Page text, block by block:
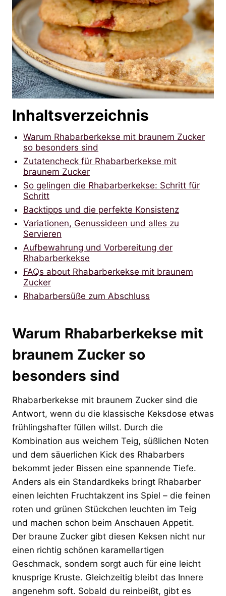
Inhaltsverzeichnis
Warum Rhabarberkekse mit braunem Zucker
so besonders sind
Zutatencheck für Rhabarberkekse mit
braunem Zucker
So gelingen die Rhabarberkekse: Schritt für
Schritt
Backtipps und die perfekte Konsistenz
Variationen, Genussideen und alles zu
Servieren
Aufbewahrung und Vorbereitung der
Rhabarberkekse
FAQs about Rhabarberkekse mit braunem
Zucker
Rhabarbersüße zum Abschluss
Warum Rhabarberkekse mit
braunem Zucker so
besonders sind
Rhabarberkekse mit braunem Zucker sind die
Antwort, wenn du die klassische Keksdose etwas
frühlingshafter füllen willst. Durch die
Kombination aus weichem Teig, süßlichen Noten
und dem säuerlichen Kick des Rhabarbers
bekommt jeder Bissen eine spannende Tiefe.
Anders als ein Standardkeks bringt Rhabarber
einen leichten Fruchtakzent ins Spiel – die feinen
roten und grünen Stückchen leuchten im Teig
und machen schon beim Anschauen Appetit.
Der braune Zucker gibt diesen Keksen nicht nur
einen richtig schönen karamellartigen
Geschmack, sondern sorgt auch für eine leicht
knusprige Kruste. Gleichzeitig bleibt das Innere
angenehm soft. Sobald du reinbeißt, gibt es